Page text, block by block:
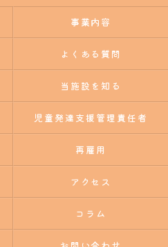
事業内容
よくある質問
当施設を知る
児童発達支援管理責任者
再雇用
アクセス
コラム